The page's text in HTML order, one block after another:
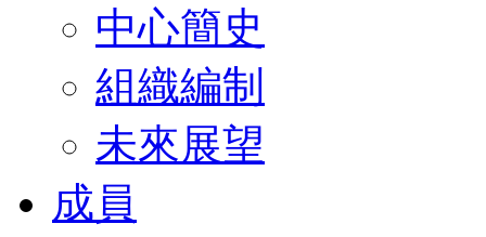
中心簡史
組織編制
未來展望
成員